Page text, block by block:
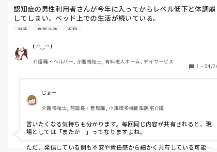
認知症の男性利用者さんが今年に入ってからレベル低下と体調崩
してしまい、ベッド上での生活が続いている。
認知症の人でなくてもずっとベッド上の生活が続けばストレス溜
難しいしストレス溜まる、余計に不穏になる。
食事も拒否が多くなる、服薬も拒否m(._.)m
原因はいろいろあるけど、スタッフの対応問題ある。
食事介助拒否、服薬も拒否でまだ怒ってます⁇
貴方の感想いらないですm(._.)m
食べたくない時に無理矢理食べろと言われたら怒りませんか？体
調崩している時に同じ事言われたら怒りませんか？深夜が出勤す
る時間まで就寝薬飲ませるかどうか悩む理由とは何でしょう⁇拒否
続いているならさっさと管理者に確認とって中止すれば良いのに
m(._.)m
毎日毎日どうでもいい事をしつこくグループLINEに送る人の神経
服薬 食事介助 不穏
( ◠‿◠ )
介護職・ヘルパー, 介護福祉士, 有料老人ホーム, デイサービス
1 ・ 04/
じょー
介護福祉士, 施設長・管理職, 小規模多機能型居宅介護
言いたくなる気持ちも分かります。毎回同じ内容が共有されると、現
場としては「またか…」ってなりますよね。
ただ、発信している側も不安や責任感から細かく共有している可能